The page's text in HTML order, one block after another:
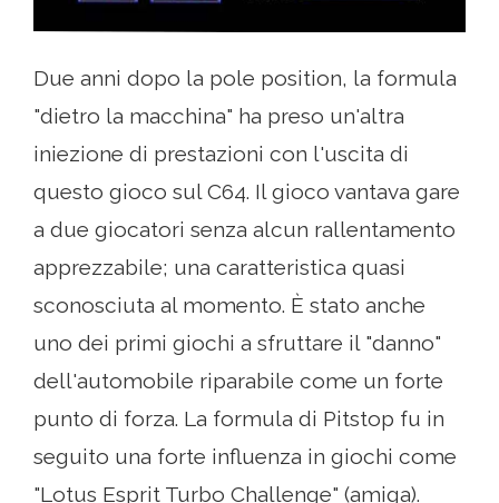
Due anni dopo la pole position, la formula
"dietro la macchina" ha preso un'altra
iniezione di prestazioni con l'uscita di
questo gioco sul C64. Il gioco vantava gare
a due giocatori senza alcun rallentamento
apprezzabile; una caratteristica quasi
sconosciuta al momento. È stato anche
uno dei primi giochi a sfruttare il "danno"
dell'automobile riparabile come un forte
punto di forza. La formula di Pitstop fu in
seguito una forte influenza in giochi come
"Lotus Esprit Turbo Challenge" (amiga).